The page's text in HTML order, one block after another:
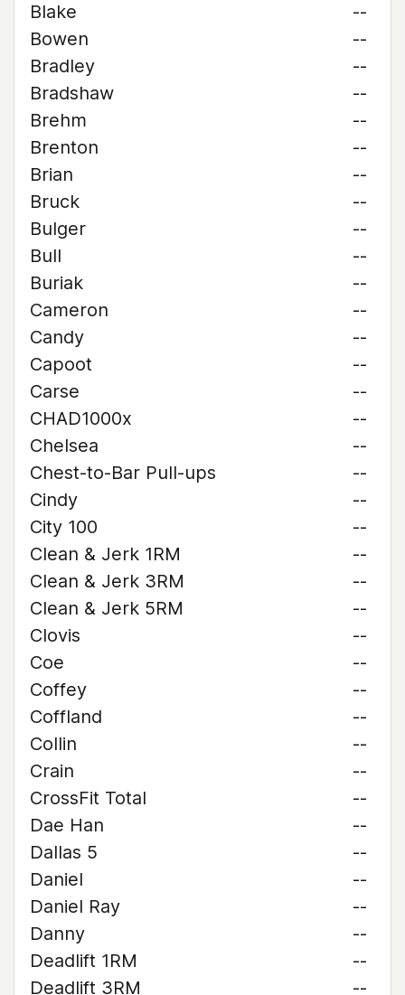
Blake
--
Bowen
--
Bradley
--
Bradshaw
--
Brehm
--
Brenton
--
Brian
--
Bruck
--
Bulger
--
Bull
--
Buriak
--
Cameron
--
Candy
--
Capoot
--
Carse
--
CHAD1000x
--
Chelsea
--
Chest-to-Bar Pull-ups
--
Cindy
--
City 100
--
Clean & Jerk 1RM
--
Clean & Jerk 3RM
--
Clean & Jerk 5RM
--
Clovis
--
Coe
--
Coffey
--
Coffland
--
Collin
--
Crain
--
CrossFit Total
--
Dae Han
--
Dallas 5
--
Daniel
--
Daniel Ray
--
Danny
--
Deadlift 1RM
--
Deadlift 3RM
--